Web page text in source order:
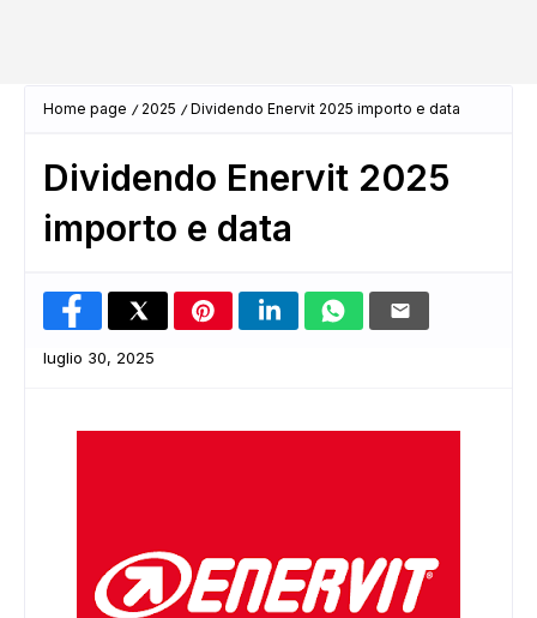
Home page 2025 Dividendo Enervit 2025 importo e data
Dividendo Enervit 2025
importo e data
luglio 30, 2025